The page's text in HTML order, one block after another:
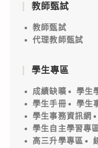
教師甄試
教師甄試
代理教師甄試
學生專區
成績缺曠
學生
學生手冊
學生
學生事務資訊網
學生自主學習專
高三升學專區